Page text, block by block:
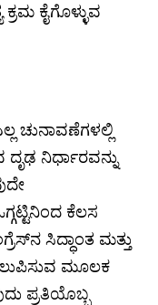
ಕೈಗೊಳ್ಳುವ
ಚುನಾವಣೆಗಳಲ್ಲಿ
ದೃಢ ನಿರ್ಧಾರವನ್ನು
ಕೆಲಸ
ಸಿದ್ಧಾಂತ ಮತ್ತು
ಮೂಲಕ
ಪ್ರತಿಯೊಬ್ಬ